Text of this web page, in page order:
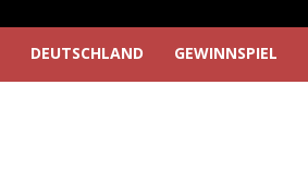
DEUTSCHLAND GEWINNSPIEL